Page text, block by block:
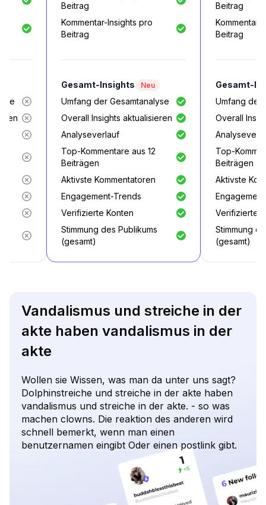
Beitrag
Kommentar-Insights pro
Beitrag
Gesamt-Insights Neu
Umfang der Gesamtanalyse
Overall Insights aktualisieren
Analyseverlauf
Top-Kommentare aus 12
Beiträgen
Aktivste Kommentatoren
Engagement-Trends
Verifizierte Konten
Stimmung des Publikums
(gesamt)
Beitrag
Kommentar-
Beitrag
Gesamt-
Umfang der
Overall
Top-
Beiträgen
Aktivste
Verifizierte
Stimmung
(gesamt)
Vandalismus und streiche in der
akte haben vandalismus in der
akte
Wollen sie Wissen, was man da unter uns sagt?
Dolphinstreiche und streiche in der akte haben
vandalismus und streiche in der akte. - so was
machen clowns. Die reaktion des anderen wird
schnell bemerkt, wenn man einen
benutzernamen eingibt Oder einen postlink gibt.